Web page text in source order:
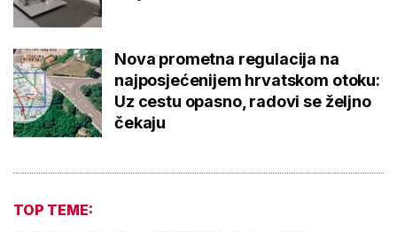
Nova prometna regulacija na
najposjećenijem hrvatskom otoku:
Uz cestu opasno, radovi se željno
čekaju
TOP TEME: